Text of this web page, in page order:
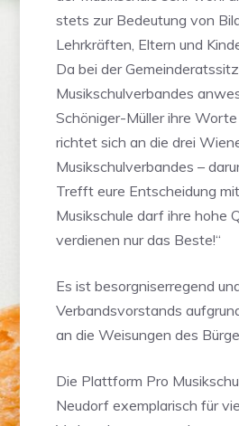
stets zur Bedeutung von
Lehrkräften, Eltern und
Da bei der
Musikschulverbandes
Schöniger-Müller ihre
richtet sich an die drei
Musikschulverbandes –
Trefft eure Entscheidung
Musikschule darf ihre hohe
verdienen nur das Beste!“
Es ist besorgniserregend
Verbandsvorstands
an die Weisungen des
Die Plattform Pro
Neudorf exemplarisch für